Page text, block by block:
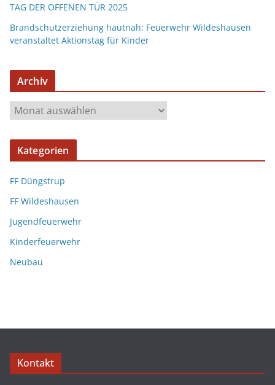
TAG DER OFFENEN TÜR 2025
Brandschutzerziehung hautnah: Feuerwehr Wildeshausen
veranstaltet Aktionstag für Kinder
Archiv
Kategorien
FF Düngstrup
FF Wildeshausen
Jugendfeuerwehr
Kinderfeuerwehr
Neubau
Kontakt